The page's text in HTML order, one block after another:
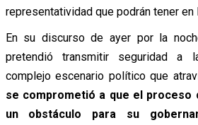
representatividad que podrán tener en
En su discurso de ayer por la
pretendió transmitir seguridad a
complejo escenario político que
se comprometió a que el proceso
un obstáculo para su